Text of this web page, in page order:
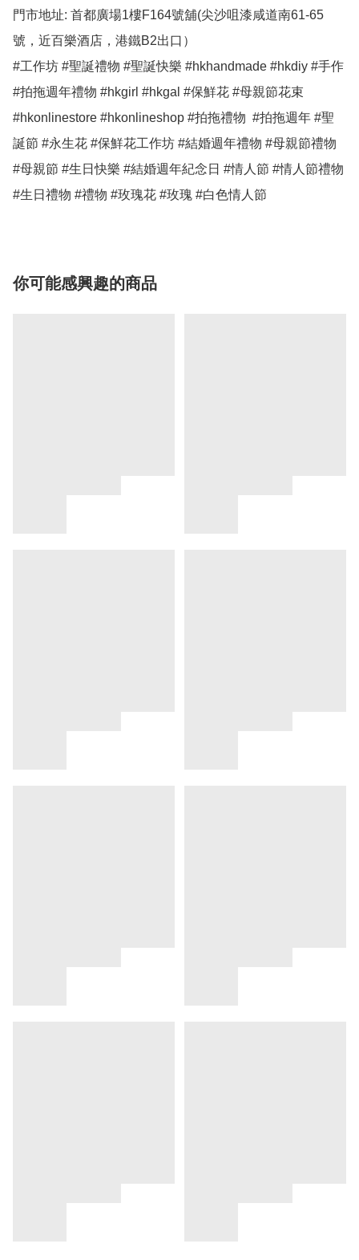
門市地址: 首都廣場1樓F164號舖(尖沙咀漆咸道南61-65
號，近百樂酒店，港鐵B2出口）
#工作坊 #聖誕禮物 #聖誕快樂 #hkhandmade #hkdiy #手作
#拍拖週年禮物 #hkgirl #hkgal #保鮮花 #母親節花束
#hkonlinestore #hkonlineshop #拍拖禮物  #拍拖週年 #聖
誕節 #永生花 #保鮮花工作坊 #結婚週年禮物 #母親節禮物
#母親節 #生日快樂 #結婚週年紀念日 #情人節 #情人節禮物
#生日禮物 #禮物 #玫瑰花 #玫瑰 #白色情人節
你可能感興趣的商品